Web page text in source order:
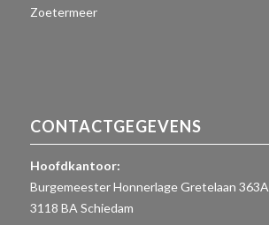
Zoetermeer
CONTACTGEGEVENS
Hoofdkantoor:
Burgemeester Honnerlage Gretelaan 363A
3118 BA Schiedam